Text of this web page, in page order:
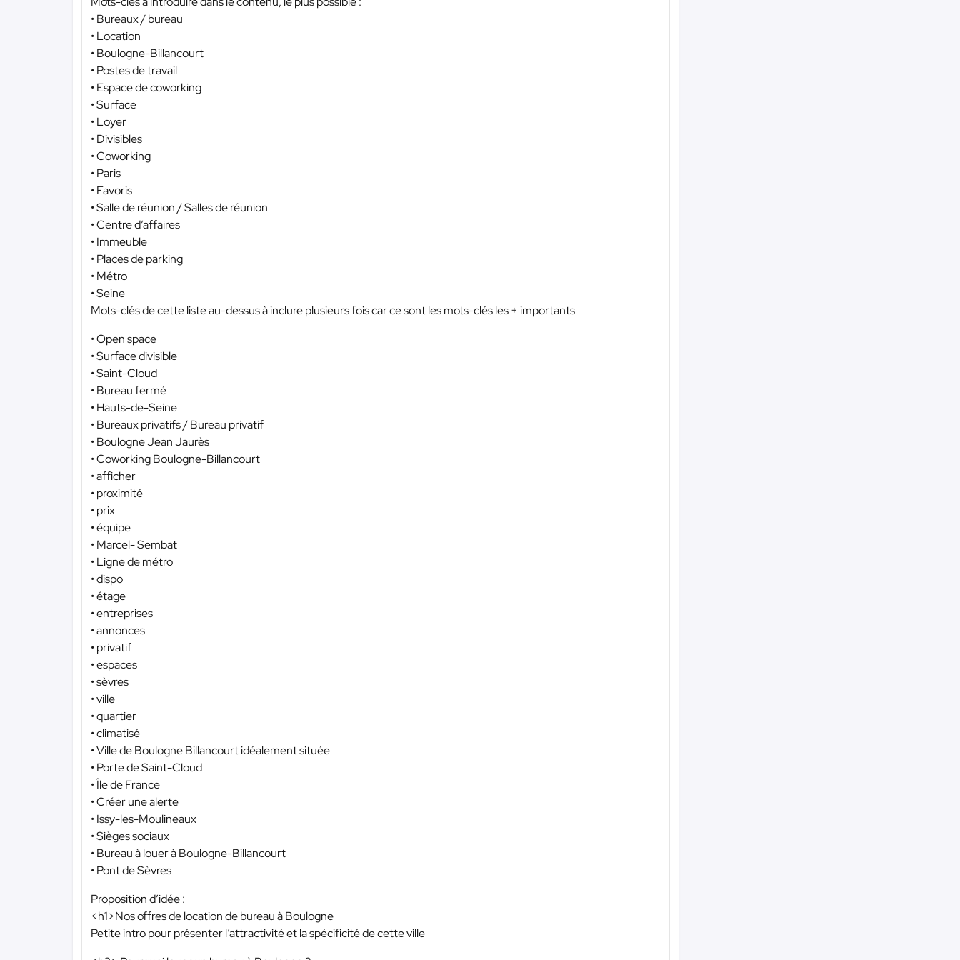
• Bureaux / bureau
• Location
• Boulogne-Billancourt
• Postes de travail
• Espace de coworking
• Surface
• Loyer
• Divisibles
• Coworking
• Paris
• Favoris
• Salle de réunion / Salles de réunion
• Centre d’affaires
• Immeuble
• Places de parking
• Métro
• Seine
Mots-clés de cette liste au-dessus à inclure plusieurs fois car ce sont les mots-clés les + importants
• Open space
• Surface divisible
• Saint-Cloud
• Bureau fermé
• Hauts-de-Seine
• Bureaux privatifs / Bureau privatif
• Boulogne Jean Jaurès
• Coworking Boulogne-Billancourt
• afficher
• proximité
• prix
• équipe
• Marcel- Sembat
• Ligne de métro
• dispo
• étage
• entreprises
• annonces
• privatif
• espaces
• sèvres
• ville
• quartier
• climatisé
• Ville de Boulogne Billancourt idéalement située
• Porte de Saint-Cloud
• Île de France
• Créer une alerte
• Issy-les-Moulineaux
• Sièges sociaux
• Bureau à louer à Boulogne-Billancourt
• Pont de Sèvres
Proposition d’idée :
<h1>Nos offres de location de bureau à Boulogne
Petite intro pour présenter l’attractivité et la spécificité de cette ville